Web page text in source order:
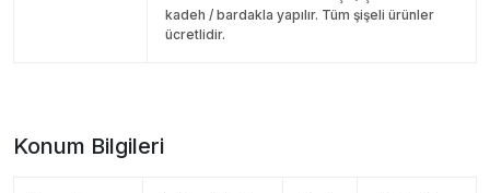
kadeh / bardakla yapılır. Tüm şişeli ürünler
ücretlidir.
Konum Bilgileri